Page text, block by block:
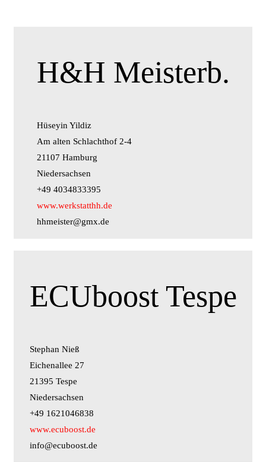
H&H Meisterb.
Hüseyin Yildiz
Am alten Schlachthof 2-4
21107 Hamburg
Niedersachsen
+49 4034833395
www.werkstatthh.de
hhmeister@gmx.de
ECUboost Tespe
Stephan Nieß
Eichenallee 27
21395 Tespe
Niedersachsen
+49 1621046838
www.ecuboost.de
info@ecuboost.de